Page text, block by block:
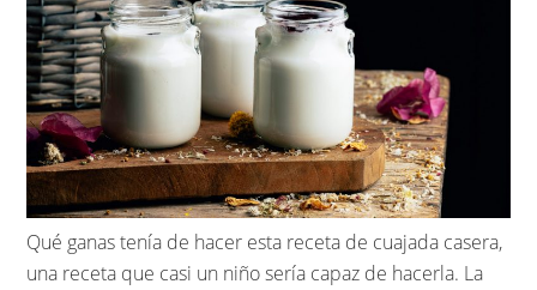
Qué ganas tenía de hacer esta receta de cuajada casera,
una receta que casi un niño sería capaz de hacerla. La